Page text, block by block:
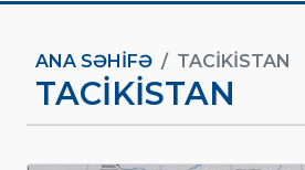
ANA SƏHIFƏ TACIKISTAN
TACIKISTAN